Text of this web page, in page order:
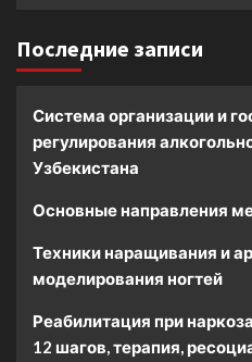
Последние записи
Система организации и
регулирования
Узбекистана
Основные направления
Техники наращивания и
моделирования ногтей
Реабилитация при
12 шагов, терапия,